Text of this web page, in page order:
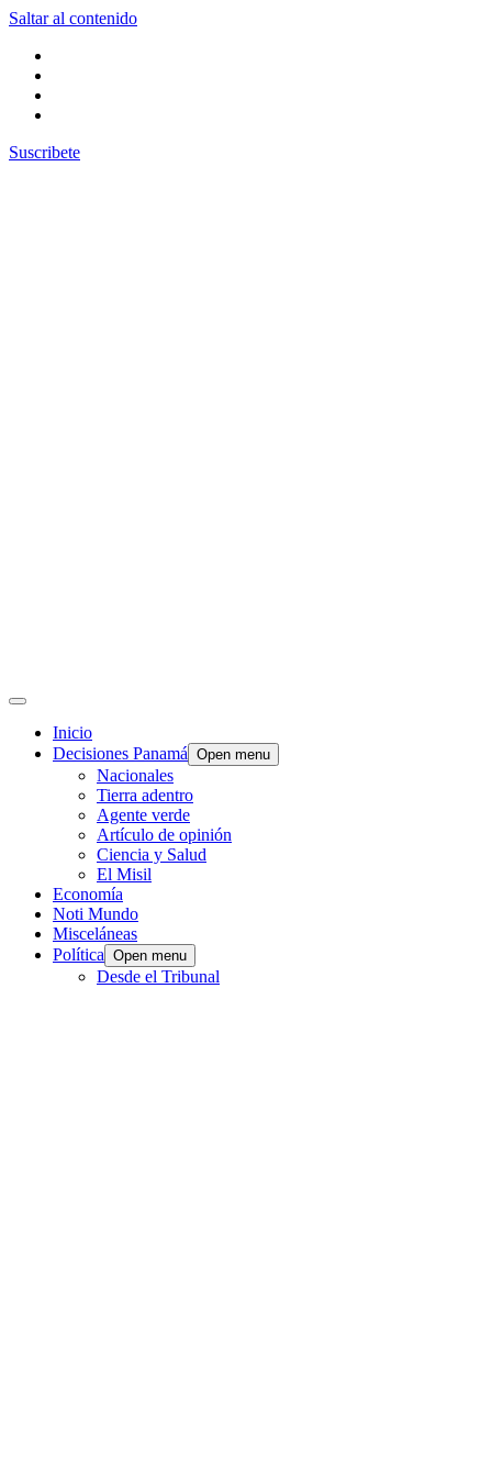
Saltar al contenido
Suscribete
Inicio
Decisiones Panamá Open menu
Nacionales
Tierra adentro
Agente verde
Artículo de opinión
Ciencia y Salud
El Misil
Economía
Noti Mundo
Misceláneas
Política Open menu
Desde el Tribunal